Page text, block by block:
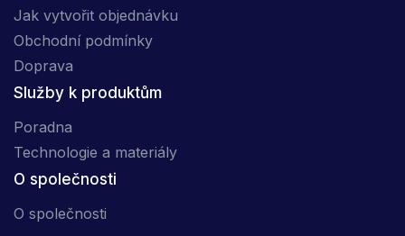
Jak vytvořit objednávku
Obchodní podmínky
Doprava
Služby k produktům
Poradna
Technologie a materiály
O společnosti
O společnosti